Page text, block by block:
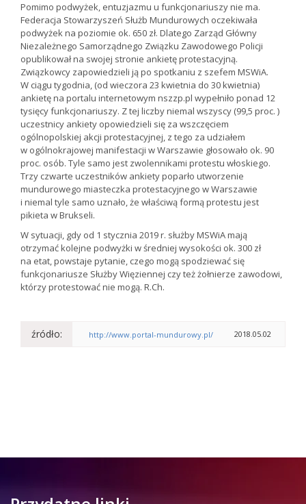
Pomimo podwyżek, entuzjazmu u funkcjonariuszy nie ma.
Federacja Stowarzyszeń Służb Mundurowych oczekiwała
podwyżek na poziomie ok. 650 zł. Dlatego Zarząd Główny
Niezależnego Samorządnego Związku Zawodowego Policji
opublikował na swojej stronie ankietę protestacyjną.
Związkowcy zapowiedzieli ją po spotkaniu z szefem MSWiA.
W ciągu tygodnia, (od wieczora 23 kwietnia do 30 kwietnia)
ankietę na portalu internetowym nszzp.pl wypełniło ponad 12
tysięcy funkcjonariuszy. Z tej liczby niemal wszyscy (99,5 proc. )
uczestnicy ankiety opowiedzieli się za wszczęciem
ogólnopolskiej akcji protestacyjnej, z tego za udziałem
w ogólnokrajowej manifestacji w Warszawie głosowało ok. 90
proc. osób. Tyle samo jest zwolennikami protestu włoskiego.
Trzy czwarte uczestników ankiety poparło utworzenie
mundurowego miasteczka protestacyjnego w Warszawie
i niemal tyle samo uznało, że właściwą formą protestu jest
pikieta w Brukseli.
W sytuacji, gdy od 1 stycznia 2019 r. służby MSWiA mają
otrzymać kolejne podwyżki w średniej wysokości ok. 300 zł
na etat, powstaje pytanie, czego mogą spodziewać się
funkcjonariusze Służby Więziennej czy też żołnierze zawodowi,
którzy protestować nie mogą. R.Ch.
źródło: http://www.portal-mundurowy.pl/ 2018.05.02